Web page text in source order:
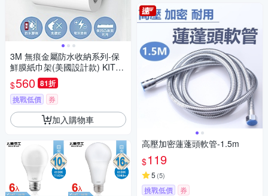
3M 無痕金屬防水收納系列-保
鮮膜紙巾架(美國設計款) KITC
H39
$560 81折
挑戰低價 券
加入購物車
高壓加密蓮蓬頭軟管-1.5m
$119
5 (5)
挑戰低價 券